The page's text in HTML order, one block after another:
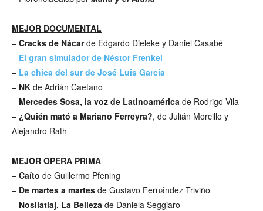
MEJOR DOCUMENTAL
– Cracks de Nácarde Edgardo Dieleke y Daniel Casabé
– El gran simulador de Néstor Frenkel
– La chica del sur de José Luis García
– NK de Adrián Caetano
– Mercedes Sosa, la voz de Latinoamérica de Rodrigo Vila
– ¿Quién mató a Mariano Ferreyra?, de Julián Morcillo y
Alejandro Rath
MEJOR OPERA PRIMA
– Caíto de Guillermo Pfening
– De martes a martes de Gustavo Fernández Triviño
– Nosilatiaj, La Belleza de Daniela Seggiaro